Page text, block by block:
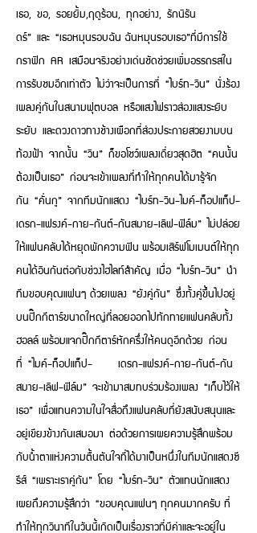
เธอ, ขอ, รอยยิ้ม,ฤดูร้อน, ทุกอย่าง, รักนิรัน
ดร์” และ “เธอหมุนรอบฉัน ฉันหมุนรอบเธอ”ที่มีการใช้
กราฟิก AR เสมือนจริงอย่างเด่นชัดช่วยเพิ่มอรรถรสใน
การรับชมอีกเท่าตัว ไม่ว่าจะเป็นการที่ “ไบร์ท-วิน” นั่งร้อง
เพลงคู่กันในสนามฟุตบอล หรือแสงไฟราวส่องแสงระยิบ
ระยับ และดวงดาวทางช้างเผือกที่ส่องประกายสวยงามบน
ท้องฟ้า จากนั้น “วิน” ก็ขอโชว์เพลงเดี่ยวสุดฮิต “คนนั้น
ต้องเป็นเธอ” ก่อนจะเข้าเพลงที่ทำให้ทุกคนได้มารู้จัก
กัน “คั่นกู” จากทีมนักแสดง “ไบร์ท-วิน-ไมค์-ท็อปแท็ป-
เดรก-แฟรงค์-กาย-กันต์-กันสมาย-เลิฟ-ฟิล์ม” ไม่ปล่อย
ให้แฟนคลับได้หยุดพักความฟิน พร้อมเสิร์ฟโมเมนต์ให้ทุก
คนได้อินกันต่อกับช่วงไฮไลท์สำคัญ เมื่อ “ไบร์ท-วิน” นำ
ทีมขอบคุณแฟนๆ ด้วยเพลง “ยังคู่กัน” ซึ่งทั้งคู่ขึ้นไปอยู่
บนปิ๊กกีตาร์ขนาดใหญ่ที่ลอยออกไปทักทายแฟนคลับทั้ง
ฮอลล์ พร้อมแจกปิ๊กกีตาร์หักครึ่งให้คนดูอีกด้วย ก่อน
ที่ “ไมค์-ท็อปแท็ป- เดรก-แฟรงค์-กาย-กันต์-กัน
สมาย-เลิฟ-ฟิล์ม” จะเข้ามาสมทบร่วมร้องเพลง “เก็บไว้ให้
เธอ” เพื่อแทนความในใจสื่อถึงแฟนคลับที่ยังสนับสนุนและ
อยู่เขียงข้างกันเสมอมา ต่อด้วยการเผยความรู้สึกพร้อม
กับน้ำตาแห่งความตื้นตันใจที่ได้มาเป็นหนึ่งในทีมนักแสดงซี
รีส์ “เพราะเราคู่กัน” โดย “ไบร์ท-วิน” ตัวแทนนักแสดง
เผยถึงความรู้สึกว่า “ขอบคุณแฟนๆ ทุกคนมากครับ ที่
ทำให้ทุกวินาทีในวันนี้เกิดเป็นเรื่องราวที่มีค่าและจะอยู่ใน